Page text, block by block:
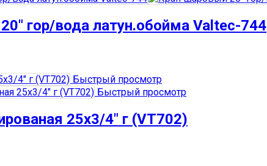
гор/вода латун.обойма Valtec-744
Быстрый просмотр
Быстрый просмотр
25х3/4″ г (VT702)